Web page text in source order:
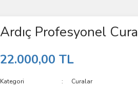
Ardıç Profesyonel Cura
22.000,00 TL
Kategori
Curalar